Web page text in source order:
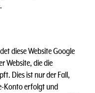
diese Website Google
Website, die die
Dies ist nur der Fall,
Konto erfolgt und